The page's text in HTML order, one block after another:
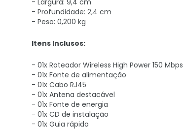
- Largura: 9,4 cm
- Profundidade: 2,4 cm
- Peso: 0,200 kg
Itens Inclusos:
- 01x Roteador Wireless High Power 150 Mbps
- 01x Fonte de alimentação
- 01x Cabo RJ45
- 01x Antena destacável
- 01x Fonte de energia
- 01x CD de instalação
- 01x Guia rápido